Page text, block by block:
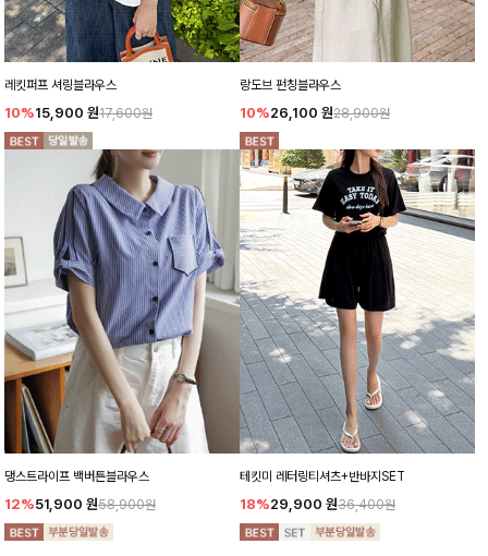
레킷퍼프 셔링블라우스
10%15,900 원17,600원
랑도브 펀칭블라우스
10%26,100 원28,900원
댕스트라이프 백버튼블라우스
12%51,900 원58,900원
테킷미 레터링티셔츠+반바지SET
18%29,900 원36,400원